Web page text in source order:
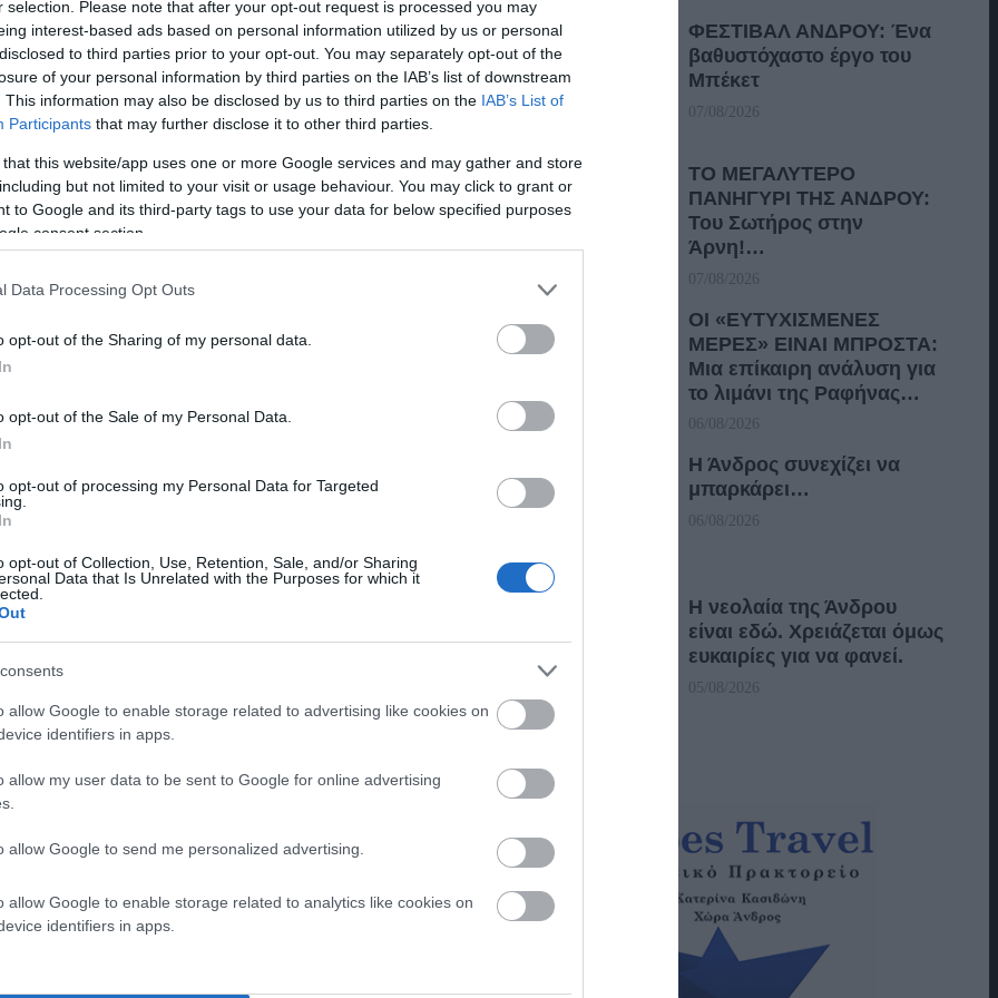
selection. Please note that after your opt-out request is processed you may
interest-based ads based on personal information utilized by us or personal
to third parties prior to your opt-out. You may separately opt-out of the
of your personal information by third parties on the IAB’s list of downstream
This information may also be disclosed by us to third parties on the IAB’s List of
Participants that may further disclose it to other third parties.
that this website/app uses one or more Google services and may gather and store
but not limited to your visit or usage behaviour. You may click to grant or
to Google and its third-party tags to use your data for below specified purposes
consent section.
Data Processing Opt Outs
opt-out of the Sharing of my personal data.
opt-out of the Sale of my Personal Data.
opt-out of processing my Personal Data for Targeted
opt-out of Collection, Use, Retention, Sale, and/or Sharing
Data that Is Unrelated with the Purposes for which it
allow Google to enable storage related to advertising like cookies on
identifiers in apps.
allow my user data to be sent to Google for online advertising
allow Google to send me personalized advertising.
allow Google to enable storage related to analytics like cookies on
identifiers in apps.
θα είναι παντού και ιδιαίτερα κατά τις
με 5:00 το πρωί», ενώ ξεκαθάρισε ότι φέτος τα
τα πάντα θα είναι διαφορετικά.»
ότι θα λειτουργούν μόνο τα Χριστούγεννα,
ένας πιστός ανά 15 τ.μ. με μέγιστο αριθμό 25
για μητροπολιτικούς ναούς. Υποχρεωτική είναι η
είπε: «Στην Ελλάδα παρατηρείται μείωση
ΕΣΥ, όμως η κατάσταση παραμένει δύσκολη». Και
την Αττική. Στην Αττική παρατηρείται 15%
μέχρι και 28% μείωση από την
τρεις φορές υψηλότερο από την Αττική».
όμως η συρρίκνωσή της είναι αργή και δύσκολη.
σε μικρούς χώρους με χορούς και
σε όλες τις γιορτές. Να μη συμμετάσχουν σε
metra-hristoygennon
ΦΕΣΤΙΒΑΛ ΑΝΔΡΟΥ: Ένα
βαθυστόχαστο έργο του
Μπέκετ
07/08/2026
ΤΟ ΜΕΓΑΛΥΤΕΡΟ
ΠΑΝΗΓΥΡΙ ΤΗΣ ΑΝΔΡΟΥ:
Του Σωτήρος στην
Άρνη!…
07/08/2026
ΟΙ «ΕΥΤΥΧΙΣΜΕΝΕΣ
ΜΕΡΕΣ» ΕΙΝΑΙ ΜΠΡΟΣΤΑ:
Μια επίκαιρη ανάλυση για
το λιμάνι της Ραφήνας…
06/08/2026
Η Άνδρος συνεχίζει να
μπαρκάρει…
06/08/2026
Η νεολαία της Άνδρου
είναι εδώ. Χρειάζεται όμως
ευκαιρίες για να φανεί.
05/08/2026